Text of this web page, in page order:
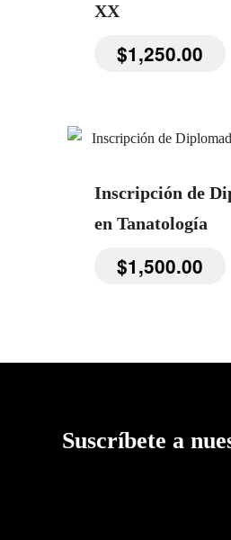
XX
$1,250.00
Inscripción de
en Tanatología
$1,500.00
Suscríbete a